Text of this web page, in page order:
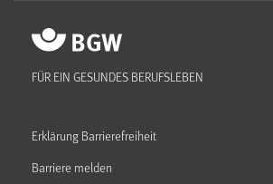
FÜR EIN GESUNDES BERUFSLEBEN
Erklärung Barrierefreiheit
Barriere melden